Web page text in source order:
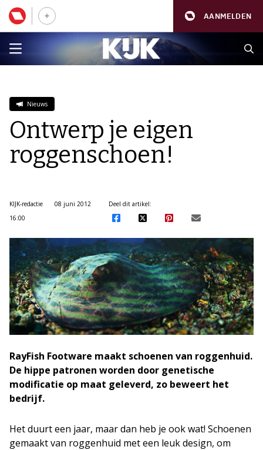
AANMELDEN
Nieuws
Ontwerp je eigen
roggenschoen!
KIJK-redactie
08 juni 2012
16:00
Deel dit artikel:
RayFish Footware maakt schoenen van roggenhuid.
De hippe patronen worden door genetische
modificatie op maat geleverd, zo beweert het
bedrijf.
Het duurt een jaar, maar dan heb je ook wat! Schoenen
gemaakt van roggenhuid met een leuk design, om